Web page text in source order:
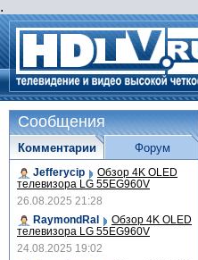
.
Сообщения
Комментарии
Jefferycip Обзор 4K OLED
телевизора LG 55EG960V
26.08.2025 21:28
RaymondRal
Обзор 4K OLED
телевизора LG 55EG960V
24.08.2025 19:02
Форум